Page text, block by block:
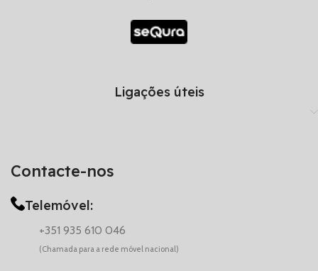
Contacte-nos
Telemóvel:
+351 935 610 046
(Chamada para a rede móvel nacional)
Ligações úteis